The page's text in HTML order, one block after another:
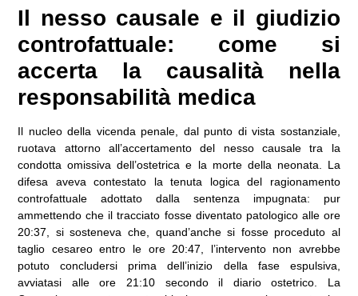
Il nesso causale e il giudizio
controfattuale: come si
accerta la causalità nella
responsabilità medica
Il nucleo della vicenda penale, dal punto di vista sostanziale,
ruotava attorno all’accertamento del nesso causale tra la
condotta omissiva dell’ostetrica e la morte della neonata. La
difesa aveva contestato la tenuta logica del ragionamento
controfattuale adottato dalla sentenza impugnata: pur
ammettendo che il tracciato fosse diventato patologico alle ore
20:37, si sosteneva che, quand’anche si fosse proceduto al
taglio cesareo entro le ore 20:47, l’intervento non avrebbe
potuto concludersi prima dell’inizio della fase espulsiva,
avviatasi alle ore 21:10 secondo il diario ostetrico. La